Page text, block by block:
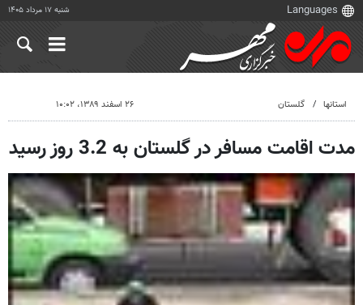
شنبه ۱۷ مرداد ۱۴۰۵
استانها گلستان ۲۶ اسفند ۱۳۸۹، ۱۰:۰۲
مدت اقامت مسافر در گلستان به 3.2 روز رسید